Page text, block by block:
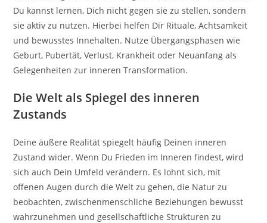
Du kannst lernen, Dich nicht gegen sie zu stellen, sondern
sie aktiv zu nutzen. Hierbei helfen Dir Rituale, Achtsamkeit
und bewusstes Innehalten. Nutze Übergangsphasen wie
Geburt, Pubertät, Verlust, Krankheit oder Neuanfang als
Gelegenheiten zur inneren Transformation.
Die Welt als Spiegel des inneren
Zustands
Deine äußere Realität spiegelt häufig Deinen inneren
Zustand wider. Wenn Du Frieden im Inneren findest, wird
sich auch Dein Umfeld verändern. Es lohnt sich, mit
offenen Augen durch die Welt zu gehen, die Natur zu
beobachten, zwischenmenschliche Beziehungen bewusst
wahrzunehmen und gesellschaftliche Strukturen zu